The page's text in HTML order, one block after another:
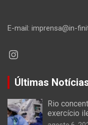
E-mail: imprensa@in-
Instagram
Últimas
Rio
exercício